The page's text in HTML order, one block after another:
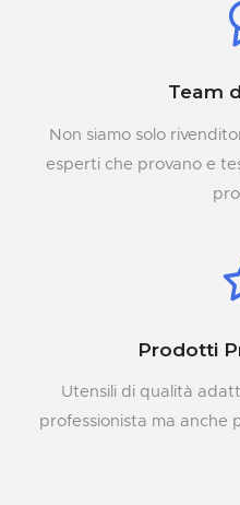
Team
Non siamo solo
esperti che provano e
Prodotti
Utensili di qualità
professionista ma anche